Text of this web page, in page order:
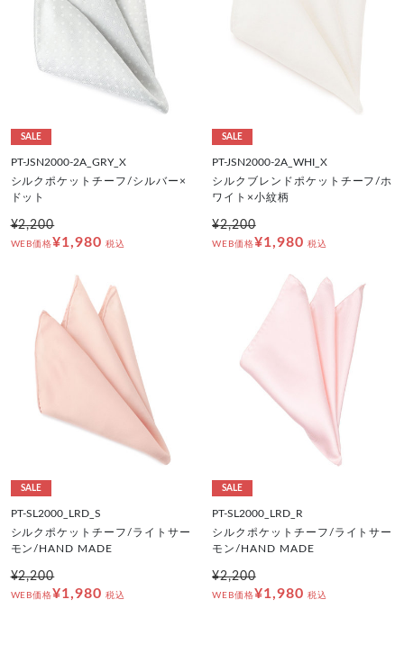
SALE
PT-JSN2000-2A_GRY_X
シルクポケットチーフ/シルバー×
ドット
¥2,200
WEB価格¥1,980 税込
SALE
PT-JSN2000-2A_WHI_X
シルクブレンドポケットチーフ/ホ
ワイト×小紋柄
¥2,200
WEB価格¥1,980 税込
SALE
PT-SL2000_LRD_S
シルクポケットチーフ/ライトサー
モン/HAND MADE
¥2,200
WEB価格¥1,980 税込
SALE
PT-SL2000_LRD_R
シルクポケットチーフ/ライトサー
モン/HAND MADE
¥2,200
WEB価格¥1,980 税込